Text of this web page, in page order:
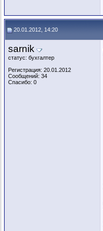
20.01.2012, 14:20
sarnik
статус: бухгалтер
Регистрация: 20.01.2012
Сообщений: 34
Спасибо: 0